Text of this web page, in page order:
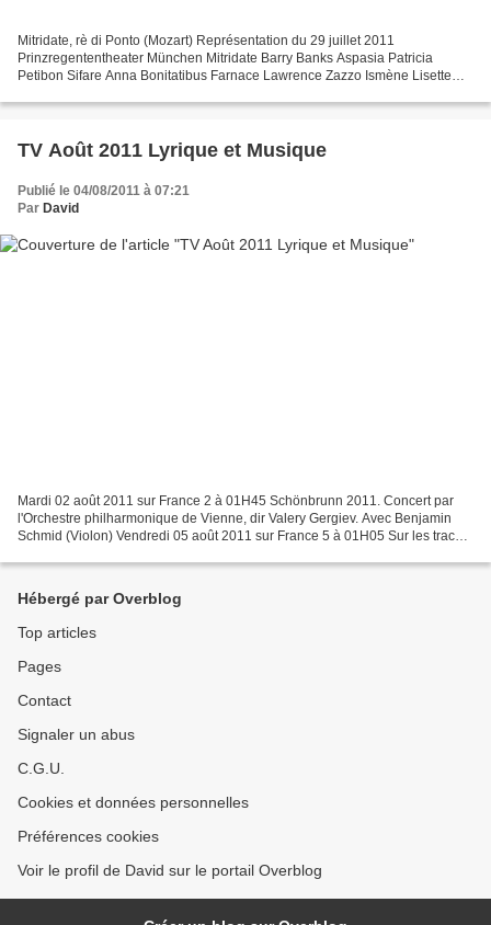
Mitridate, rè di Ponto (Mozart) Représentation du 29 juillet 2011
Prinzregententheater München Mitridate Barry Banks Aspasia Patricia
Petibon Sifare Anna Bonitatibus Farnace Lawrence Zazzo Ismène Lisette
TV Août 2011 Lyrique et Musique
Publié le 04/08/2011 à 07:21
Par David
Mardi 02 août 2011 sur France 2 à 01H45 Schönbrunn 2011. Concert par
l'Orchestre philharmonique de Vienne, dir Valery Gergiev. Avec Benjamin
Schmid (Violon) Vendredi 05 août 2011 sur France 5 à 01H05 Sur les traces
Hébergé par Overblog
Top articles
Pages
Contact
Signaler un abus
C.G.U.
Cookies et données personnelles
Préférences cookies
Voir le profil de David sur le portail Overblog